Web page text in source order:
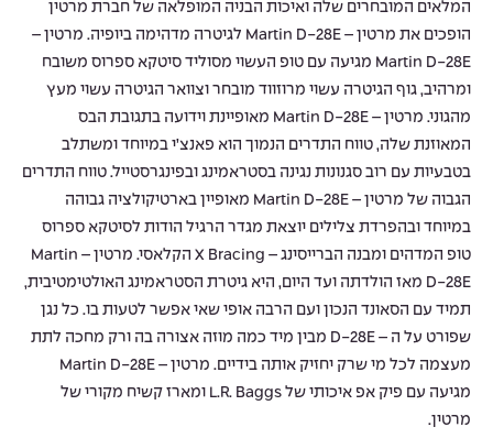
המלאים המובחרים שלה ואיכות הבניה המופלאה של חברת מרטין
הופכים את מרטין – Martin D-28E לגיטרה מדהימה ביופיה. מרטין –
Martin D-28E מגיעה עם טופ העשוי מסוליד סיטקא ספרוס משובח
ומרהיב, גוף הגיטרה עשוי מרוזווד מובחר וצוואר הגיטרה עשוי מעץ
מהגוני. מרטין – Martin D-28E מאופיינת וידועה בתגובת הבס
המאוזנת שלה, טווח התדרים הנמוך הוא פאנצ’י במיוחד ומשתלב
בטבעיות עם רוב סגנונות נגינה בסטראמינג ובפינגרסטייל. טווח התדרים
הגבוה של מרטין – Martin D-28E מאופיין בארטיקולציה גבוהה
במיוחד ובהפרדת צלילים יוצאת מגדר הרגיל הודות לסיטקא ספרוס
טופ המדהים ומבנה הברייסינג – X Bracing הקלאסי. מרטין – Martin
D-28E מאז הולדתה ועד היום, היא גיטרת הסטראמינג האולטימטיבית,
תמיד עם הסאונד הנכון ועם הרבה אופי שאי אפשר לטעות בו. כל נגן
שפורט על ה – D-28E מבין מיד כמה מוזה אצורה בה ורק מחכה לתת
מעצמה לכל מי שרק יחזיק אותה בידיים. מרטין – Martin D-28E
מגיעה עם פיק אפ איכותי של L.R. Baggs ומארז קשיח מקורי של
מרטין.